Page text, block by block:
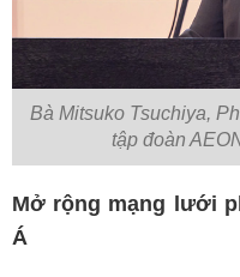
Bà Mitsuko Tsuchiya,
tập đoàn
Mở rộng mạng lưới
Á